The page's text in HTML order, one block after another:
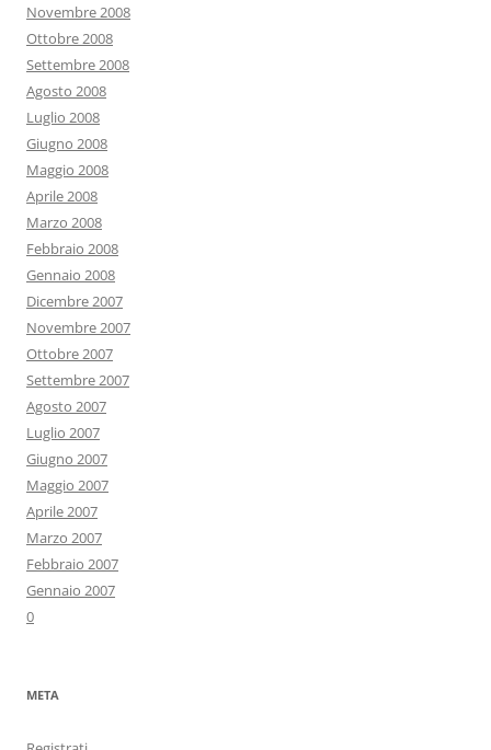
Novembre 2008
Ottobre 2008
Settembre 2008
Agosto 2008
Luglio 2008
Giugno 2008
Maggio 2008
Aprile 2008
Marzo 2008
Febbraio 2008
Gennaio 2008
Dicembre 2007
Novembre 2007
Ottobre 2007
Settembre 2007
Agosto 2007
Luglio 2007
Giugno 2007
Maggio 2007
Aprile 2007
Marzo 2007
Febbraio 2007
Gennaio 2007
0
META